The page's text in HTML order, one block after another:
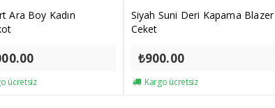
Ara Boy Kadın
ücretsiz
Siyah Suni Deri Kapama Blazer
Ceket
₺900.00
Kargo ücretsiz